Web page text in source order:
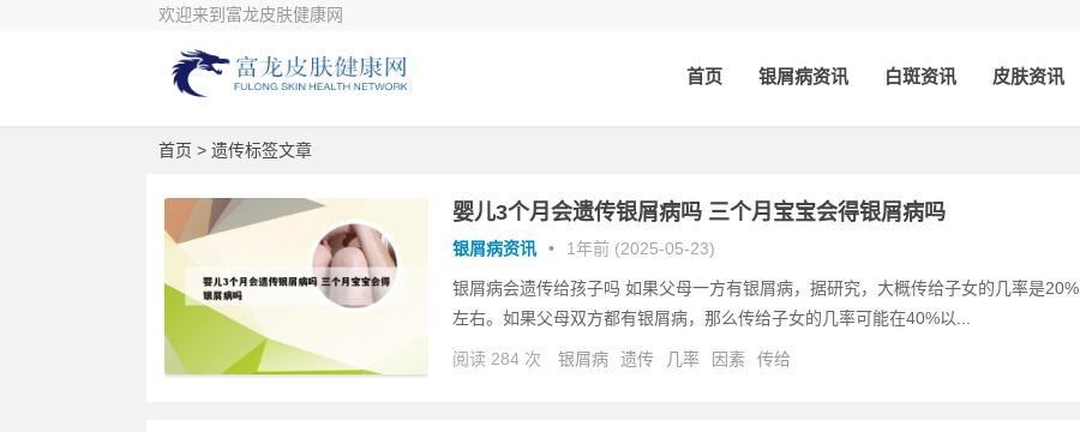
欢迎来到富龙皮肤健康网
首页 银屑病资讯 白斑资讯 皮肤资讯
首页 > 遗传标签文章
婴儿3个月会遗传银屑病吗 三个月宝宝会得银屑病吗
银屑病资讯 • 1年前 (2025-05-23)
银屑病会遗传给孩子吗 如果父母一方有银屑病，据研究，大概传给子女的几率是20%
左右。如果父母双方都有银屑病，那么传给子女的几率可能在40%以...
阅读 284 次 银屑病 遗传 几率 因素 传给